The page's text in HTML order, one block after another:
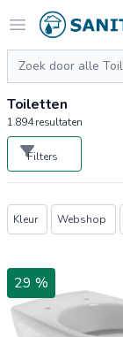
Open menu
Logo
Zoeken
Toiletten
1.894resultaten
Filters
Producten
Kleur Webshop
29 %